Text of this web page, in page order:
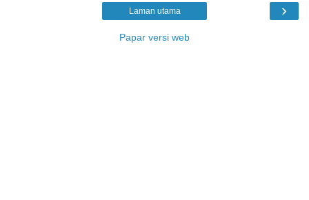
›
Laman utama
Papar versi web